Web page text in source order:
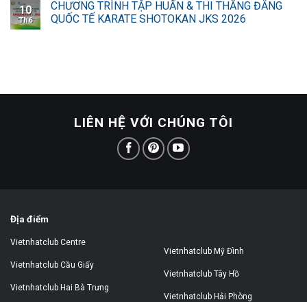
10
Th6
CHƯƠNG TRÌNH TẬP HUẤN & THI THĂNG ĐẲNG
QUỐC TẾ KARATE SHOTOKAN JKS 2026
LIÊN HỆ VỚI CHÚNG TÔI
Địa điểm
Vietnhatclub Centre
Vietnhatclub Cầu Giấy
Vietnhatclub Hai Bà Trưng
Vietnhatclub Mỹ Đình
Vietnhatclub Tây Hồ
Vietnhatclub Hải Phòng